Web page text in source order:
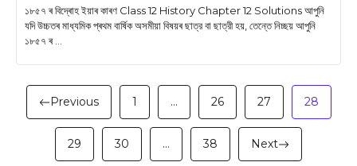
১৮৫৭ ৰ বিদ্ৰোহ ইয়াৰ কাৰণ Class 12 History Chapter 12 Solutions আপুনি
যদি উচ্চতৰ মাধ্যমিক প্ৰথম বাৰ্ষিক অসমীয়া বিষয়ৰ ছাত্র বা ছাত্রী হয়, তেন্তে নিচ্ছয় আপুনি
১৮৫৭ ৰ ...
Previous 1 … 26 27 28
29 30 … 38 Next